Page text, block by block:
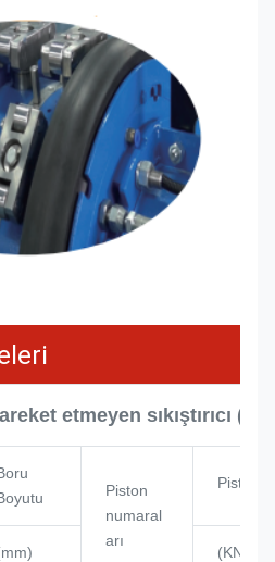
etmeyen sıkıştırıcı
Piston
numaral
arı
Piston
(KN)